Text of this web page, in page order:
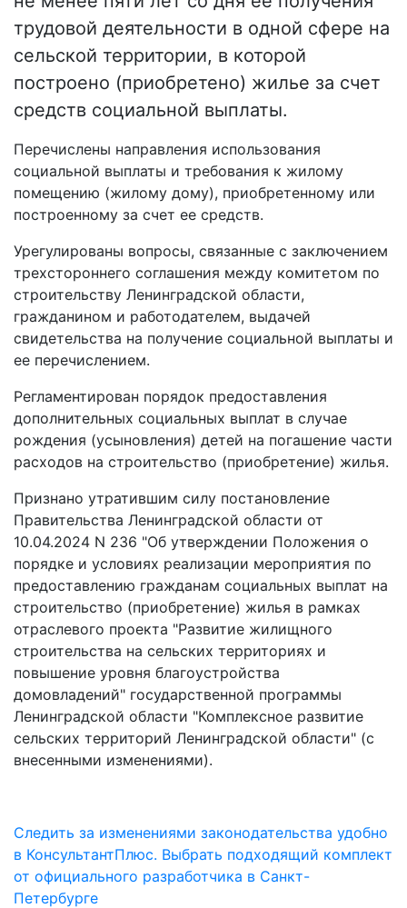
трудовой деятельности в одной сфере на
сельской территории, в которой
построено (приобретено) жилье за счет
средств социальной выплаты.
Перечислены направления использования
социальной выплаты и требования к жилому
помещению (жилому дому), приобретенному или
построенному за счет ее средств.
Урегулированы вопросы, связанные с заключением
трехстороннего соглашения между комитетом по
строительству Ленинградской области,
гражданином и работодателем, выдачей
свидетельства на получение социальной выплаты и
ее перечислением.
Регламентирован порядок предоставления
дополнительных социальных выплат в случае
рождения (усыновления) детей на погашение части
расходов на строительство (приобретение) жилья.
Признано утратившим силу постановление
Правительства Ленинградской области от
10.04.2024 N 236 "Об утверждении Положения о
порядке и условиях реализации мероприятия по
предоставлению гражданам социальных выплат на
строительство (приобретение) жилья в рамках
отраслевого проекта "Развитие жилищного
строительства на сельских территориях и
повышение уровня благоустройства
домовладений" государственной программы
Ленинградской области "Комплексное развитие
сельских территорий Ленинградской области" (с
внесенными изменениями).
Следить за изменениями законодательства удобно
в КонсультантПлюс. Выбрать подходящий комплект
от официального разработчика в Санкт-
Петербурге